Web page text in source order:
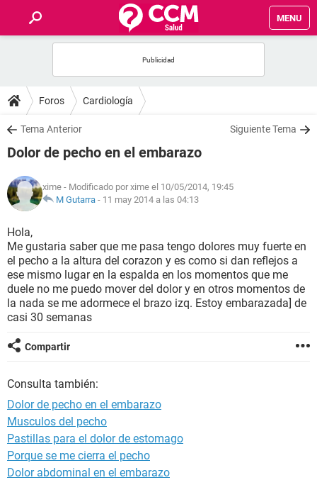
MENU
FOROS
SALUD
NUTRICIÓN
BIENESTAR
SEXUALIDAD
GLOSARIO
Foros Cardiología
Tema Anterior Siguiente Tema
Dolor de pecho en el embarazo
xime - Modificado por xime el 10/05/2014, 19:45
M Gutarra - 11 may 2014 a las 04:13
Hola,
Me gustaria saber que me pasa tengo dolores muy fuerte en
el pecho a la altura del corazon y es como si dan reflejos a
ese mismo lugar en la espalda en los momentos que me
duele no me puedo mover del dolor y en otros momentos de
la nada se me adormece el brazo izq. Estoy embarazada] de
casi 30 semanas
Compartir
Consulta también:
Dolor de pecho en el embarazo
Musculos del pecho
Pastillas para el dolor de estomago
Porque se me cierra el pecho
Dolor abdominal en el embarazo